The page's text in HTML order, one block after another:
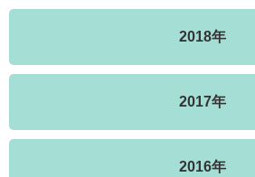
2018年
2017年
2016年